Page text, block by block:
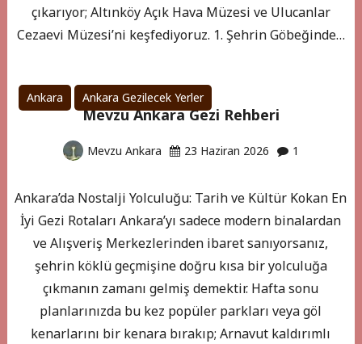
çıkarıyor; Altınköy Açık Hava Müzesi ve Ulucanlar
Cezaevi Müzesi’ni keşfediyoruz. 1. Şehrin Göbeğinde…
Ankara Ankara Gezilecek Yerler
Mevzu Ankara Gezi Rehberi
Mevzu Ankara 23 Haziran 2026 1
Ankara’da Nostalji Yolculuğu: Tarih ve Kültür Kokan En
İyi Gezi Rotaları Ankara’yı sadece modern binalardan
ve Alışveriş Merkezlerinden ibaret sanıyorsanız,
şehrin köklü geçmişine doğru kısa bir yolculuğa
çıkmanın zamanı gelmiş demektir. Hafta sonu
planlarınızda bu kez popüler parkları veya göl
kenarlarını bir kenara bırakıp; Arnavut kaldırımlı